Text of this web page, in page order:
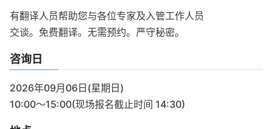
有翻译人员帮助您与各位专家及入管工作人员
交谈。免费翻译。无需预约。严守秘密。
咨询日
2026年09月06日(星期日)
10:00～15:00(现场报名截止时间 14:30)